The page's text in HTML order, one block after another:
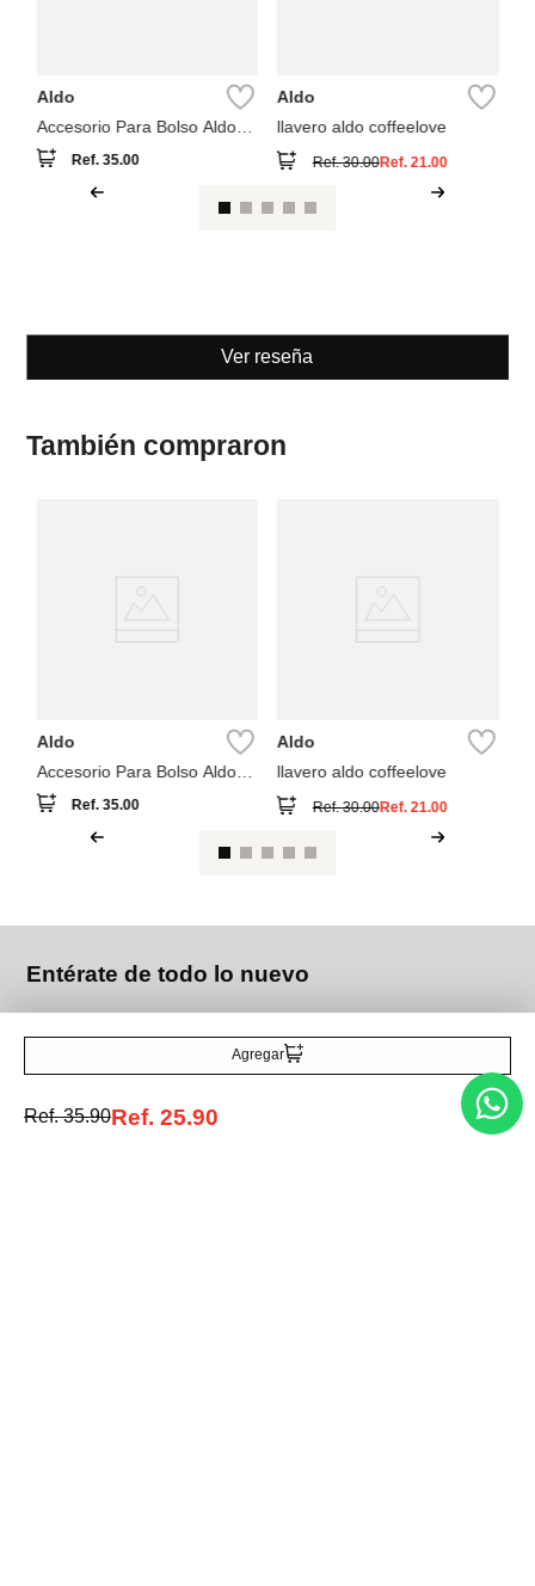
Agregar
Ref.35.90Ref. 25.90
Aldo
Accesorio Para Bolso Aldo
Doodles
Ref.35.00
Aldo
llavero aldo coffeelove
Ref.30.00Ref. 21.00
Ver reseña
También compraron
Aldo
Accesorio Para Bolso Aldo
Doodles
Ref.35.00
Aldo
llavero aldo coffeelove
Ref.30.00Ref.21.00
Entérate de todo lo nuevo
Suscribirse